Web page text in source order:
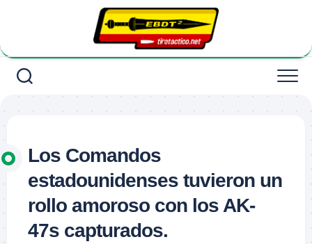
Los Comandos
estadounidenses tuvieron un
rollo amoroso con los AK-
47s capturados.